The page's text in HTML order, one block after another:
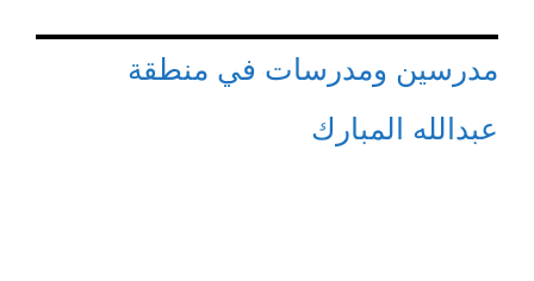
مدرسين ومدرسات في منطقة
عبدالله المبارك